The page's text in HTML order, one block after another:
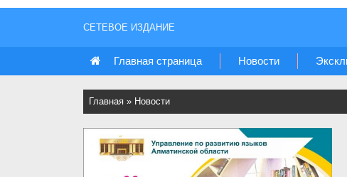
СЕТЕВОЕ ИЗДАНИЕ
Главная страница Новости
Главная » Новости